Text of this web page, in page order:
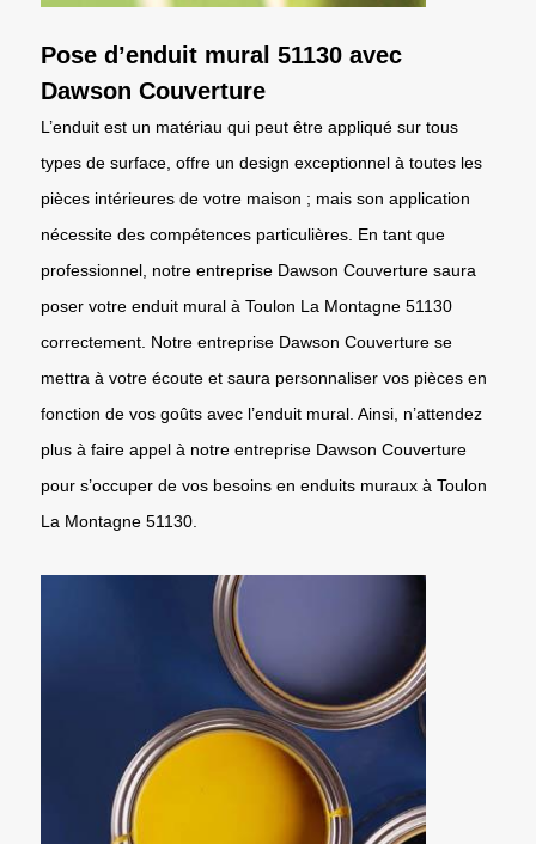
Pose d’enduit mural 51130 avec
Dawson Couverture
L’enduit est un matériau qui peut être appliqué sur tous
types de surface, offre un design exceptionnel à toutes les
pièces intérieures de votre maison ; mais son application
nécessite des compétences particulières. En tant que
professionnel, notre entreprise Dawson Couverture saura
poser votre enduit mural à Toulon La Montagne 51130
correctement. Notre entreprise Dawson Couverture se
mettra à votre écoute et saura personnaliser vos pièces en
fonction de vos goûts avec l’enduit mural. Ainsi, n’attendez
plus à faire appel à notre entreprise Dawson Couverture
pour s’occuper de vos besoins en enduits muraux à Toulon
La Montagne 51130.